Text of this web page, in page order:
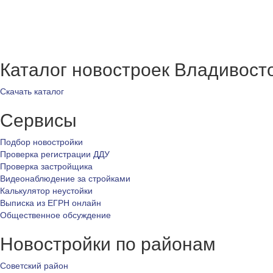
Каталог новостроек
Скачать каталог
Сервисы
Подбор новостройки
Проверка регистрации ДДУ
Проверка застройщика
Видеонаблюдение за стройками
Калькулятор неустойки
Выписка из ЕГРН онлайн
Общественное обсуждение
Новостройки по районам
Советский район